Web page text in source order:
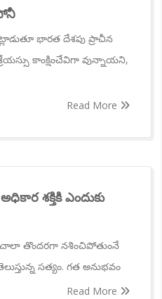
భారత దేశపు ప్రాచీన
కాంక్షించేవిగా వున్నాయని,
Read More
శక్తికి ఎందుకు
చాలా తొందరగా నశించిపోతుంనే
సత్యం. గత అనుభవం
Read More